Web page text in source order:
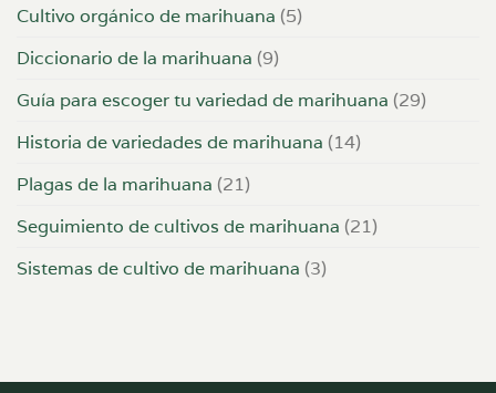
Cultivo orgánico de marihuana (5)
Diccionario de la marihuana (9)
Guía para escoger tu variedad de marihuana (29)
Historia de variedades de marihuana (14)
Plagas de la marihuana (21)
Seguimiento de cultivos de marihuana (21)
Sistemas de cultivo de marihuana (3)